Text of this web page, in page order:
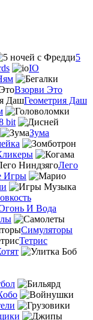
5
IO
Взорви Это
Геометрия Даш
bit
Зума
Лего
Игры
И Вода
Симуляторы
Тетрис